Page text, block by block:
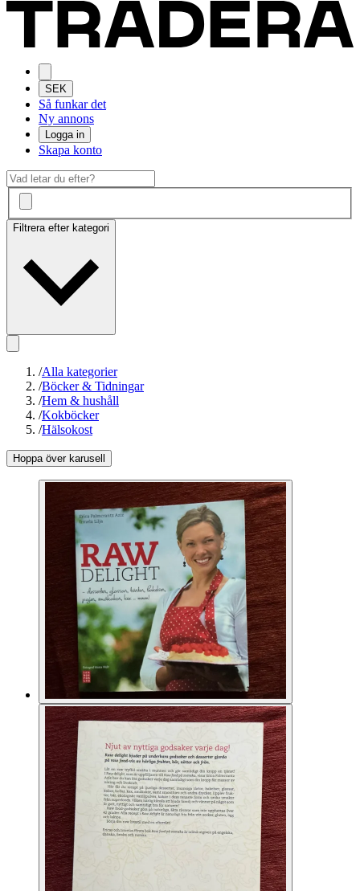
SEK
Så funkar det
Ny annons
Logga in
Skapa konto
Filtrera efter kategori
/Alla kategorier
/Böcker & Tidningar
/Hem & hushåll
/Kokböcker
/Hälsokost
Hoppa över karusell